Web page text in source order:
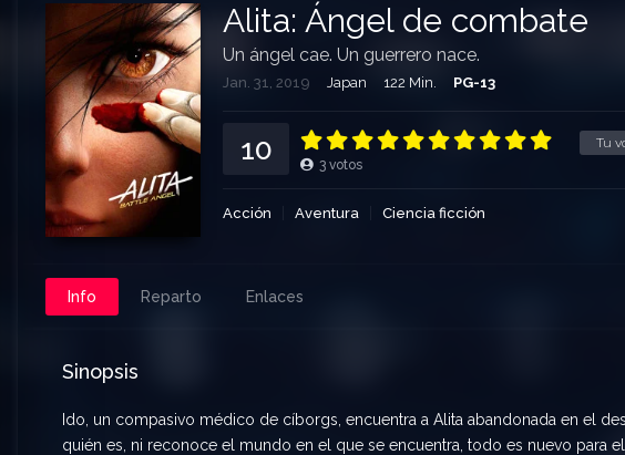
Alita: Ángel de combate
Un ángel cae. Un guerrero nace.
Jan. 31, 2019 Japan 122 Min. PG-13
Tu
10 3 votos
Acción Aventura Ciencia ficción
Info Reparto Enlaces
Sinopsis
Ido, un compasivo médico de cíborgs, encuentra a Alita abandonada en el
quién es, ni reconoce el mundo en el que se encuentra, todo es nuevo para